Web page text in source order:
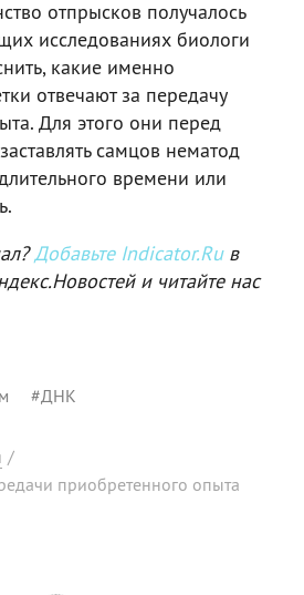
отпрысков получалось
исследованиях биологи
какие именно
отвечают за передачу
Для этого они перед
самцов нематод
времени или
Добавьте Indicator.Ruв
и читайте нас
#ДНК
/
приобретенного опыта